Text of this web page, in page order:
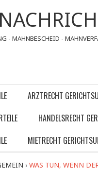
- MAHNBESCHEID -
ARZTRECHT
HANDELSRECHT
MIETRECHT
› WAS TUN, WENN